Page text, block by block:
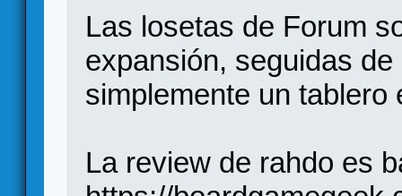
Las losetas de Forum
expansión, seguidas
simplemente un tablero
La review de rahdo es